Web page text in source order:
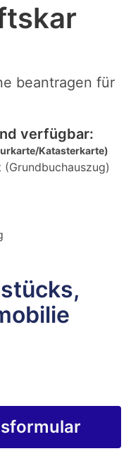
beantragen für
verfügbar:
Katasterkarte)